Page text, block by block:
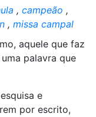
, campeão ,
, missa campal
aquele que faz
palavra que
e
por escrito,